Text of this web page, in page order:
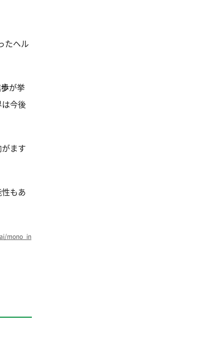
たヘル
が挙
今後
ます
もあ
mono_in